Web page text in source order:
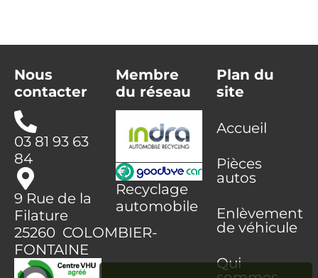
Nous
contacter
03 81 93 63
84
9 Rue de la
Filature
25260 COLOMBIER-
FONTAINE
Membre
du réseau
Recyclage
automobile
Plan du
site
Accueil
Pièces
autos
Enlèvement
de véhicule
Qui